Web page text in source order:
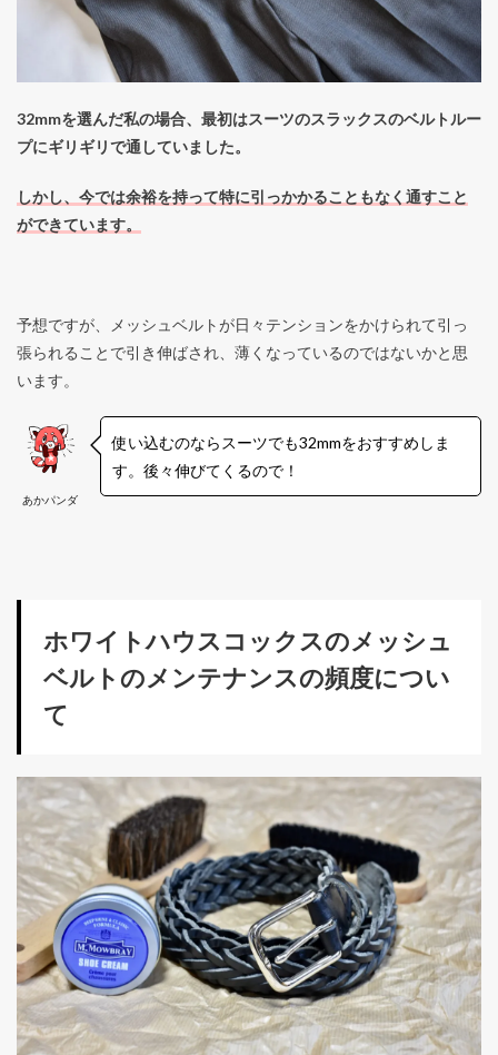
32mmを選んだ私の場合、最初はスーツのスラックスのベルトルー
プにギリギリで通していました。
しかし、今では余裕を持って特に引っかかることもなく通すこと
ができています。
予想ですが、メッシュベルトが日々テンションをかけられて引っ
張られることで引き伸ばされ、薄くなっているのではないかと思
います。
あかパンダ
使い込むのならスーツでも32mmをおすすめしま
す。後々伸びてくるので！
ホワイトハウスコックスのメッシュ
ベルトのメンテナンスの頻度につい
て